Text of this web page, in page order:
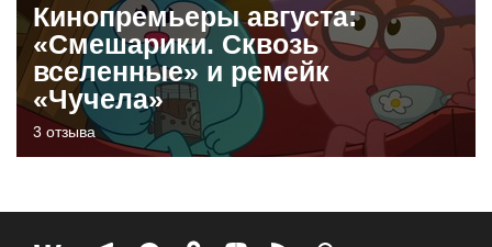
Кинопремьеры августа:
«Смешарики. Сквозь
вселенные» и ремейк
«Чучела»
3 отзыва